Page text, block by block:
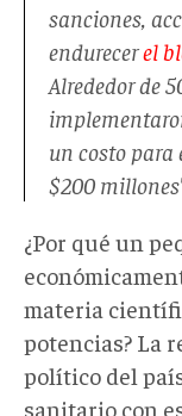
sanciones,
endurecerel
Alrededor de
un costo para
$200
¿Por qué un
materia
potencias? La
político del
sanitario con